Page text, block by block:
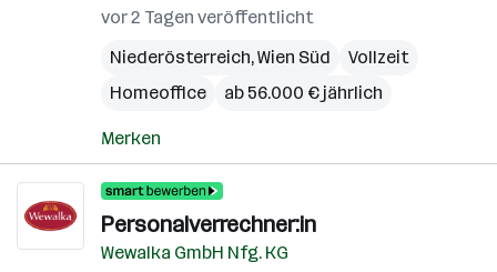
vor 2 Tagen veröffentlicht
Niederösterreich,Wien Süd
Vollzeit
Homeoffice
ab 56.000 € jährlich
Merken
Personalverrechner:in
Wewalka GmbH Nfg. KG